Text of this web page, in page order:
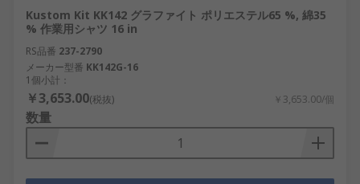
Kustom Kit KK142 グラファイト ポリエステル65 %, 綿35
% 作業用シャツ 16 in
RS品番 237-2790
メーカー型番 KK142G-16
1個小計：
￥3,653.00(税抜) ￥3,653.00/個
数量